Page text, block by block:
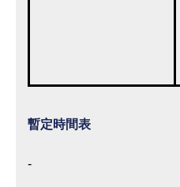
暫定時間表
-